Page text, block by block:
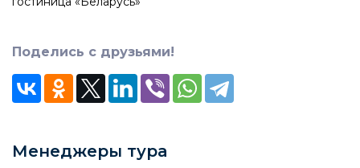
Поделись с друзьями!
Менеджеры тура